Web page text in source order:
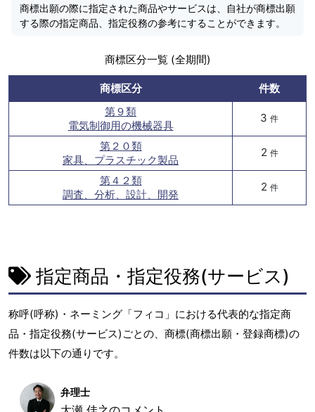
商標出願の際に指定された商品やサービスは、自社が商標出願
する際の指定商品、指定役務の参考にすることができます。
商標区分一覧 (全期間)
商標区分
件数
第９類
電気制御用の機械器具
3 件
第２０類
家具、プラスチック製品
2 件
第４２類
調査、分析、設計、開発
2 件
指定商品・指定役務(サービス)
称呼(呼称)・ネーミング「フィコ」における代表的な指定商
品・指定役務(サービス)ごとの、商標(商標出願・登録商標)の
件数は以下の通りです。
弁理士